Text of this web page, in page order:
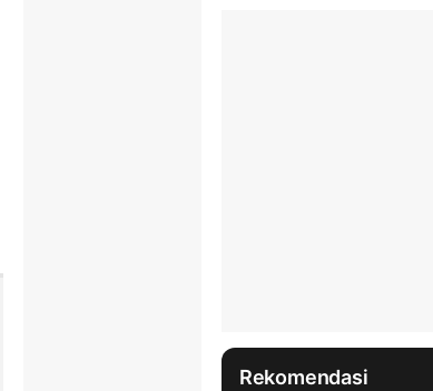
Rekomendasi